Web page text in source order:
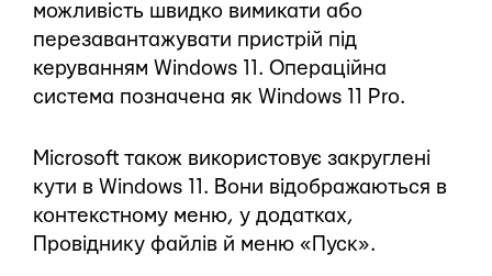
можливість швидко вимикати або
перезавантажувати пристрій під
керуванням Windows 11. Операційна
система позначена як Windows 11 Pro.
Microsoft також використовує закруглені
кути в Windows 11. Вони відображаються в
контекстному меню, у додатках,
Провіднику файлів й меню «Пуск».